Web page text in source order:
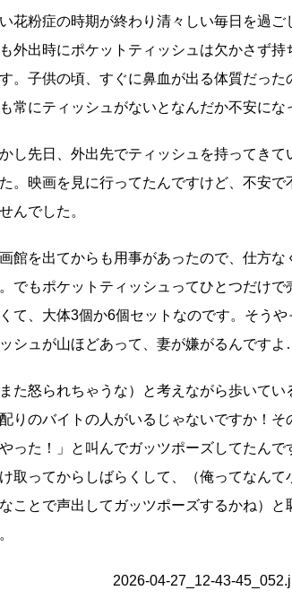
花粉症の時期が終わり清々しい毎日を過ご
外出時にポケットティッシュは欠かさず持
。子供の頃、すぐに鼻血が出る体質だっ
常にティッシュがないとなんだか不安にな
し先日、外出先でティッシュを持ってきて
。映画を見に行ってたんですけど、不安で
んでした。
館を出てからも用事があったので、仕方な
でもポケットティッシュってひとつだけで
て、大体3個か6個セットなのです。そう
シュが山ほどあって、妻が嫌がるんですよ
また怒られちゃうな）と考えながら歩いて
配りのバイトの人がいるじゃないですか！そ
やった！」と叫んでガッツポーズしてたん
取ってからしばらくして、（俺ってなんて
ことで声出してガッツポーズするかね）と